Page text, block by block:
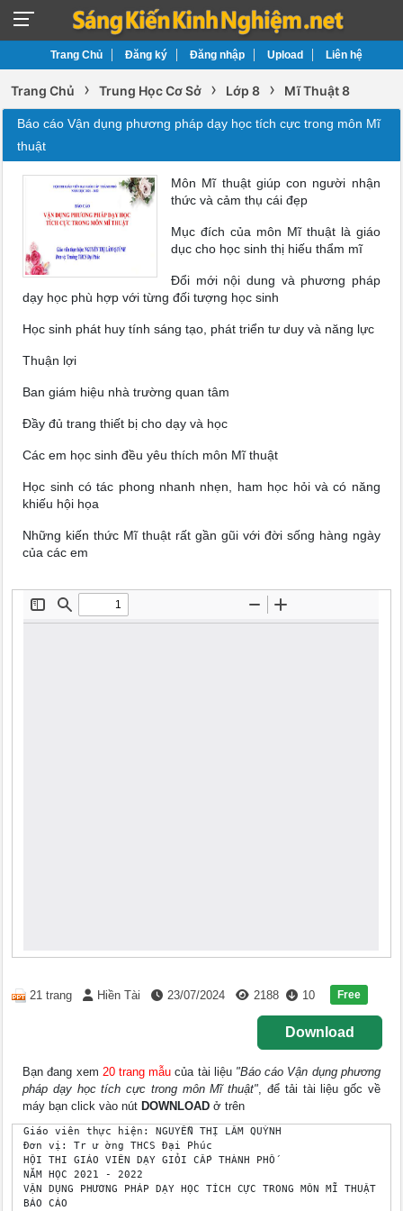
Trang Chủ Đăng ký Đăng nhập Upload Liên hệ
Trang Chủ › Trung Học Cơ Sở › Lớp 8 › Mĩ Thuật 8
Báo cáo Vận dụng phương pháp dạy học tích cực trong môn Mĩ
thuật
Môn Mĩ thuật giúp con người nhận
thức và cảm thụ cái đẹp
Mục đích của môn Mĩ thuật là giáo
dục cho học sinh thị hiếu thẩm mĩ
Đổi mới nội dung và phương pháp
dạy học phù hợp với từng đối tượng học sinh
Học sinh phát huy tính sáng tạo, phát triển tư duy và năng lực
Thuận lợi
Ban giám hiệu nhà trường quan tâm
Đầy đủ trang thiết bị cho dạy và học
Các em học sinh đều yêu thích môn Mĩ thuật
Học sinh có tác phong nhanh nhẹn, ham học hỏi và có năng
khiếu hội họa
Những kiến thức Mĩ thuật rất gần gũi với đời sống hàng ngày
của các em
21 trang Hiền Tài 23/07/2024 2188 10 Free
Download
Bạn đang xem 20 trang mẫu của tài liệu "Báo cáo Vận dụng phương
pháp dạy học tích cực trong môn Mĩ thuật", để tải tài liệu gốc về
máy bạn click vào nút DOWNLOAD ở trên
Giáo viên thực hiện: NGUYỄN THỊ LÂM QUỲNH
Đơn vị: Tr ư ờng THCS Đại Phúc
HỘI THI GIÁO VIÊN DẠY GIỎI CẤP THÀNH PHỐ
NĂM HỌC 2021 - 2022
VẬN DỤNG PHƯƠNG PHÁP DẠY HỌC TÍCH CỰC TRONG MÔN MĨ THUẬT
BÁO CÁO